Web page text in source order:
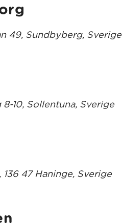
49, Sundbyberg, Sverige
10, Sollentuna, Sverige
136 47 Haninge, Sverige